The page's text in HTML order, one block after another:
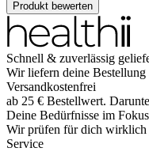
Produkt bewerten
Schnell & zuverlässig
Wir liefern deine Bestellung
Versandkostenfrei
ab 25 € Bestellwert.
Deine Bedürfnisse im Fokus
Wir prüfen für dich wirklich
Service